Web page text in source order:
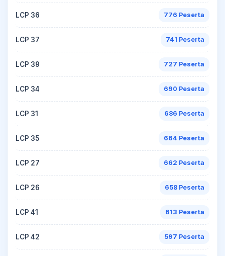
LCP 36 776 Peserta
LCP 37 741 Peserta
LCP 39 727 Peserta
LCP 34 690 Peserta
LCP 31 686 Peserta
LCP 35 664 Peserta
LCP 27 662 Peserta
LCP 26 658 Peserta
LCP 41 613 Peserta
LCP 42 597 Peserta